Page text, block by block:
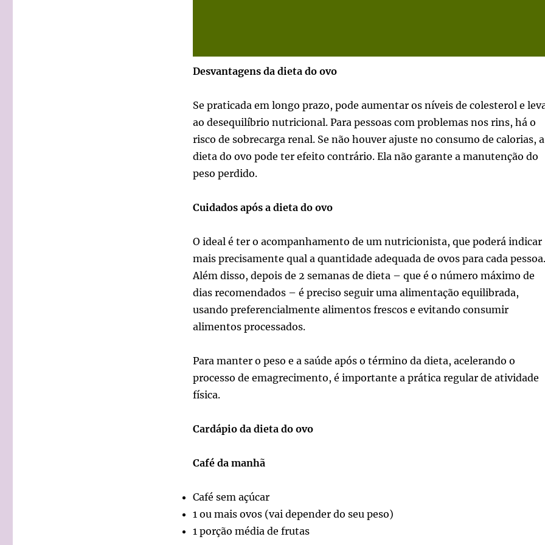
Desvantagens da dieta do ovo
Se praticada em longo prazo, pode aumentar os níveis de colesterol e
ao desequilíbrio nutricional. Para pessoas com problemas nos rins, há o
risco de sobrecarga renal. Se não houver ajuste no consumo de calorias, a
dieta do ovo pode ter efeito contrário. Ela não garante a manutenção do
peso perdido.
Cuidados após a dieta do ovo
O ideal é ter o acompanhamento de um nutricionista, que poderá indicar
mais precisamente qual a quantidade adequada de ovos para cada pessoa.
Além disso, depois de 2 semanas de dieta – que é o número máximo de
dias recomendados – é preciso seguir uma alimentação equilibrada,
usando preferencialmente alimentos frescos e evitando consumir
alimentos processados.
Para manter o peso e a saúde após o término da dieta, acelerando o
processo de emagrecimento, é importante a prática regular de atividade
física.
Cardápio da dieta do ovo
Café da manhã
Café sem açúcar
1 ou mais ovos (vai depender do seu peso)
1 porção média de frutas